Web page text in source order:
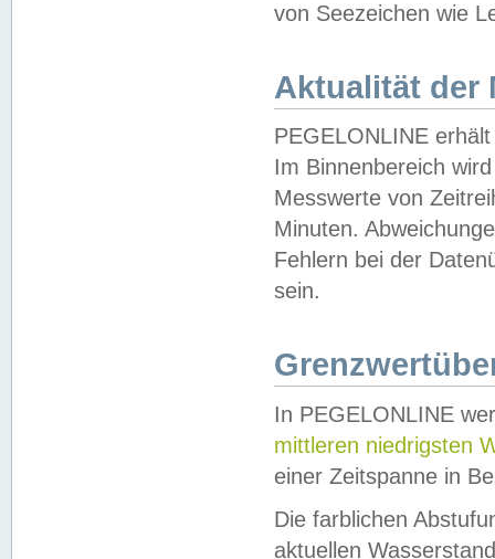
von Seezeichen wie
Aktualität der
PEGELONLINE
Im Binnenbereich
Messwerte von
Minuten.
Fehlern bei der
sein.
In PEGELONLINE
mittleren niedrigsten
einer Zeitspanne in
Die farblichen
aktuellen